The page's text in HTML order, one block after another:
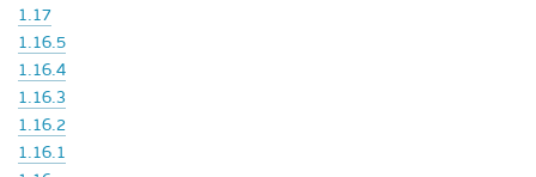
1.17
1.16.5
1.16.4
1.16.3
1.16.2
1.16.1